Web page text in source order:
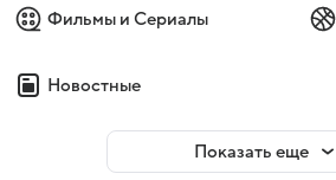
Фильмы и Сериалы
Новостные
Показать еще